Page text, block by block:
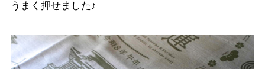
うまく押せました♪